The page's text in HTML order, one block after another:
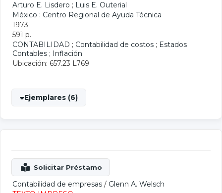
Arturo E. Lisdero ; Luis E. Outerial
México : Centro Regional de Ayuda Técnica
1973
591 p.
CONTABILIDAD ; Contabilidad de costos ; Estados
Contables ; Inflación
Ubicación: 657.23 L769
Ejemplares (6)
Contabilidad de empresas / Glenn A. Welsch